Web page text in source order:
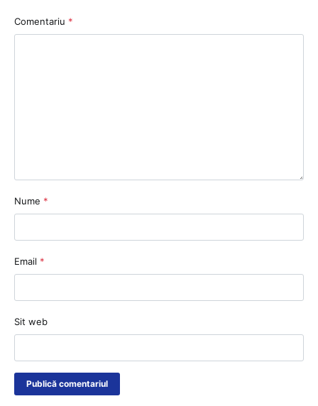
Comentariu *
Nume *
Email *
Sit web